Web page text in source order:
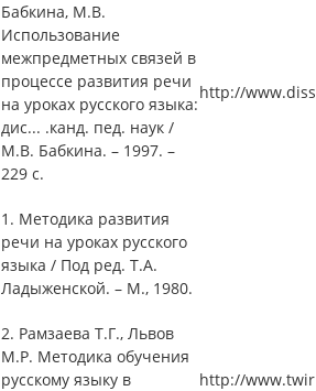
Бабкина, М.В.
Использование
межпредметных связей в
процессе развития речи
на уроках русского языка:
дис... .канд. пед. наук /
М.В. Бабкина. – 1997. –
229 с.
http://
1. Методика развития
речи на уроках русского
языка / Под ред. Т.А.
Ладыженской. – М., 1980.
2. Рамзаева Т.Г., Львов
М.Р. Методика обучения
русскому языку в
http://